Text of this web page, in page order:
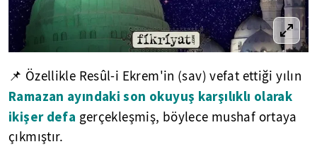
📌 Özellikle Resûl-i Ekrem'in (sav) vefat ettiği yılın
Ramazan ayındaki son okuyuş karşılıklı olarak
ikişer defa gerçekleşmiş, böylece mushaf ortaya
çıkmıştır.